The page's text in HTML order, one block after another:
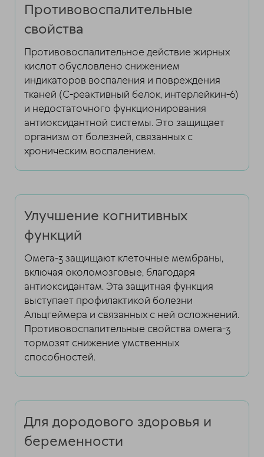
Противовоспалительные
свойства
Противовоспалительное действие жирных
кислот обусловлено снижением
индикаторов воспаления и повреждения
тканей (С-реактивный белок, интерлейкин-6)
и недостаточного функционирования
антиоксидантной системы. Это защищает
организм от болезней, связанных с
хроническим воспалением.
Улучшение когнитивных
функций
Омега-3 защищают клеточные мембраны,
включая околомозговые, благодаря
антиоксидантам. Эта защитная функция
выступает профилактикой болезни
Альцгеймера и связанных с ней осложнений.
Противовоспалительные свойства омега-3
тормозят снижение умственных
способностей.
Для дородового здоровья и
беременности